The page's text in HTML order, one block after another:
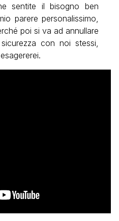
sentite il bisogno ben
parere personalissimo,
poi si va ad annullare
con noi stessi,